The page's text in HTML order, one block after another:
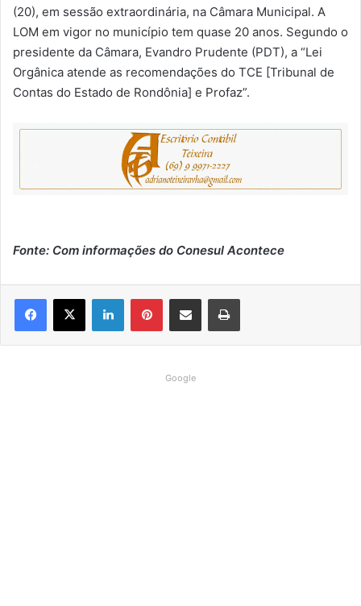
(20), em sessão extraordinária, na Câmara Municipal. A
LOM em vigor no município tem quase 20 anos. Segundo o
presidente da Câmara, Evandro Prudente (PDT), a “Lei
Orgânica atende as recomendações do TCE [Tribunal de
Contas do Estado de Rondônia] e Profaz”.
Fonte: Com informações do Conesul Acontece
Google